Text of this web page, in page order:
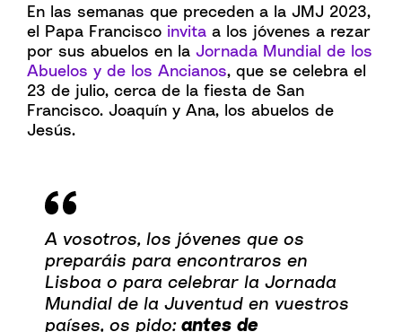
En las semanas que preceden a la JMJ 2023,
el Papa Francisco invita a los jóvenes a rezar
por sus abuelos en la Jornada Mundial de los
Abuelos y de los Ancianos, que se celebra el
23 de julio, cerca de la fiesta de San
Francisco. Joaquín y Ana, los abuelos de
Jesús.
A vosotros, los jóvenes que os
preparáis para encontraros en
Lisboa o para celebrar la Jornada
Mundial de la Juventud en vuestros
países, os pido: antes de